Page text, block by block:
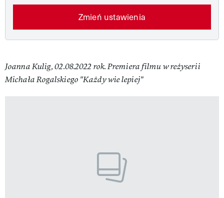
Zmień ustawienia
Joanna Kulig, 02.08.2022 rok. Premiera filmu w reżyserii
Michała Rogalskiego "Każdy wie lepiej"